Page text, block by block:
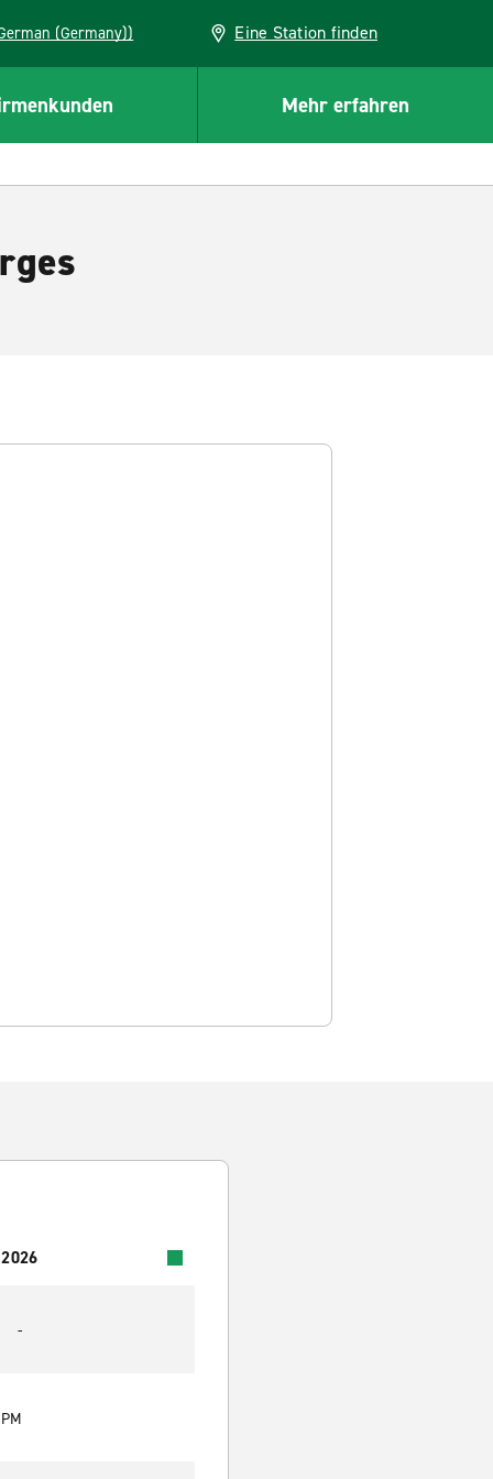
(German (Germany)) Eine Station finden
Mehr erfahren
-